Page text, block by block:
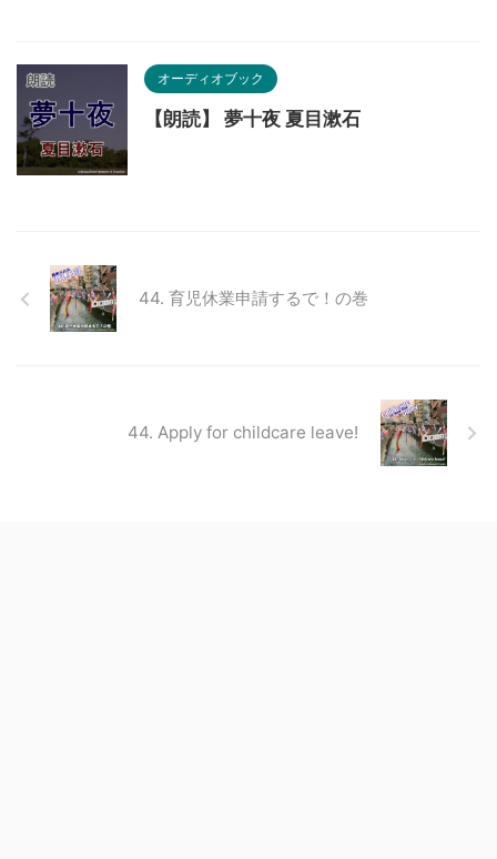
オーディオブック
【朗読】 夢十夜 夏目漱石
44. 育児休業申請するで！の巻
44. Apply for childcare leave!